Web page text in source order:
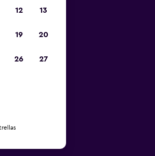
12 13
19 20
26 27